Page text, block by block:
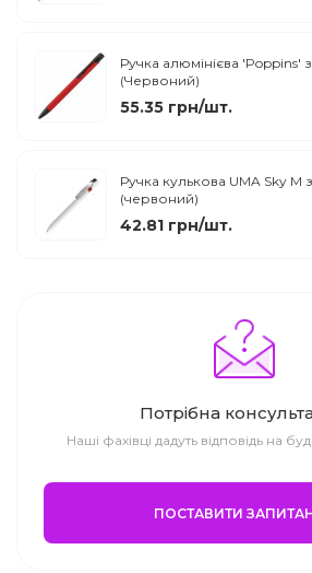
Ручка алюмінієва 'Poppins'
(Червоний)
55.35 грн/шт.
Ручка кулькова UMA Sky M
(червоний)
42.81 грн/шт.
Потрібна
Наші фахівці дадуть відповідь на
ПОСТАВИТИ